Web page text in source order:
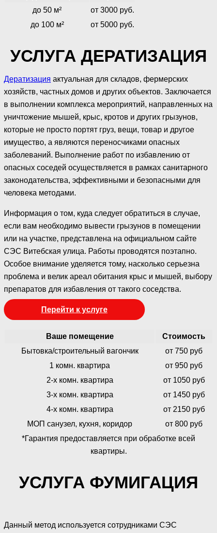
до 50 м²
от 3000 руб.
до 100 м²
от 5000 руб.
УСЛУГА ДЕРАТИЗАЦИЯ
Дератизация актуальная для складов, фермерских
хозяйств, частных домов и других объектов. Заключается
в выполнении комплекса мероприятий, направленных на
уничтожение мышей, крыс, кротов и других грызунов,
которые не просто портят груз, вещи, товар и другое
имущество, а являются переносчиками опасных
заболеваний. Выполнение работ по избавлению от
опасных соседей осуществляется в рамках санитарного
законодательства, эффективными и безопасными для
человека методами.
Информация о том, куда следует обратиться в случае,
если вам необходимо вывести грызунов в помещении
или на участке, представлена на официальном сайте
СЭС Витебская улица. Работы проводятся поэтапно.
Особое внимание уделяется тому, насколько серьезна
проблема и велик ареал обитания крыс и мышей, выбору
препаратов для избавления от такого соседства.
Перейти к услуге
Ваше помещение
Стоимость
Бытовка/строительный вагончик
от 750 руб
1 комн. квартира
от 950 руб
2-х комн. квартира
от 1050 руб
3-х комн. квартира
от 1450 руб
4-х комн. квартира
от 2150 руб
МОП санузел, кухня, коридор
от 800 руб
*Гарантия предоставляется при обработке всей
квартиры.
УСЛУГА ФУМИГАЦИЯ
Данный метод используется сотрудниками СЭС